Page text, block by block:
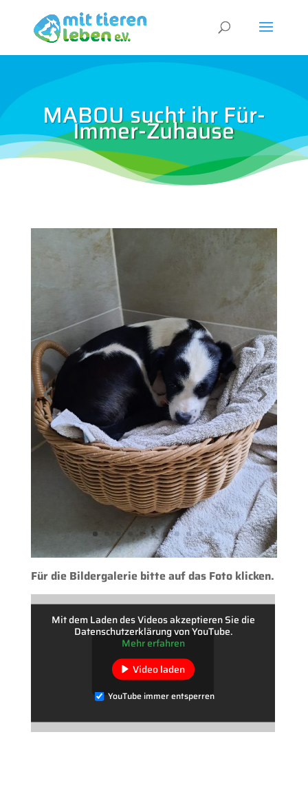
MABOU sucht ihr Für-
Immer-Zuhause
Für die Bildergalerie bitte auf das Foto klicken.
Mit dem Laden des Videos akzeptieren Sie die
Datenschutzerklärung von YouTube.
Mehr erfahren
Video laden
YouTube immer entsperren